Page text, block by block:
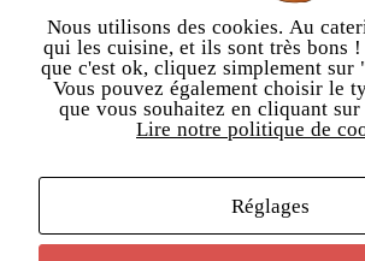
Agenda
Radio
Mentions légales
Nous utilisons des cookies. Au
qui les cuisine, et ils sont très bons !
que c'est ok, cliquez simplement sur
Vous pouvez également choisir le
que vous souhaitez en cliquant sur
Lire notre politique de
Réglages
En
vos
site,